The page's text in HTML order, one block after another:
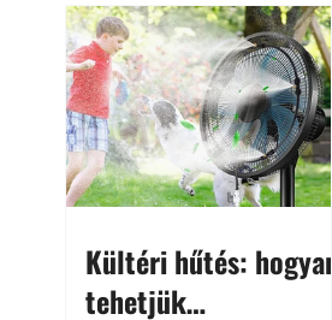
megközelítheti. Ez nemcsak a
beszállást teszi kellemetlenné,
hanem az autó állapotára és a
benne hagyott tárgyakra is
káros hatással lehet. Néhány
egyszerű óvintézkedéssel
azonban jelentősen
csökkenthetjük a hőség káros
Kültéri hűtés: hogyan
tehetjük